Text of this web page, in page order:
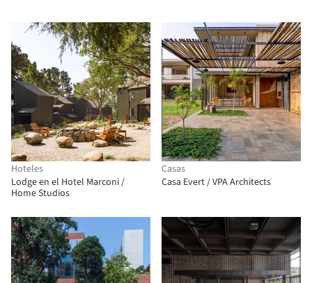
Hoteles
Lodge en el Hotel Marconi /
Home Studios
Casas
Casa Evert / VPA Architects